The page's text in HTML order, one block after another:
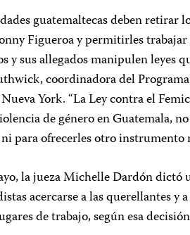
guatemaltecas deben
Figueroa y permitirles
y sus allegados manipulen leyes
coordinadora del
York. “La Ley contra el
de género en Guatemala,
para ofrecerles otro instrumento
la jueza Michelle Dardón
acercarse a las querellantes y
de trabajo, según esa